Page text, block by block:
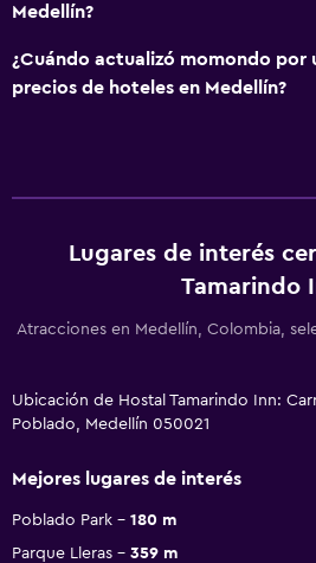
Medellín?
¿Cuándo actualizó momondo por
precios de hoteles en Medellín?
Lugares de interés
Tamarindo
Atracciones en Medellín, Colombia,
Ubicación de Hostal Tamarindo Inn:
Poblado, Medellín 050021
Mejores lugares de interés
Poblado Park
180 m
Parque Lleras
359 m